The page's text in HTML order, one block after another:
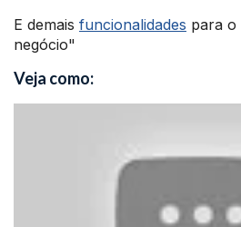
E demais funcionalidades para o
negócio"
Veja como: